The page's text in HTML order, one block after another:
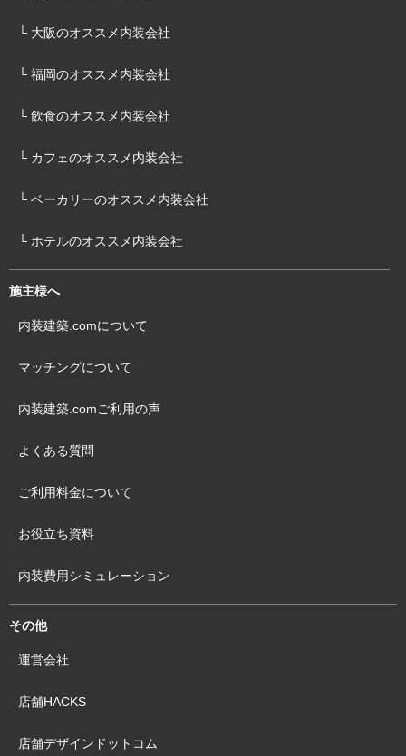
└ 大阪のオススメ内装会社
└ 福岡のオススメ内装会社
└ 飲食のオススメ内装会社
└ カフェのオススメ内装会社
└ ベーカリーのオススメ内装会社
└ ホテルのオススメ内装会社
施主様へ
内装建築.comについて
マッチングについて
内装建築.comご利用の声
よくある質問
ご利用料金について
お役立ち資料
内装費用シミュレーション
その他
運営会社
店舗HACKS
店舗デザインドットコム